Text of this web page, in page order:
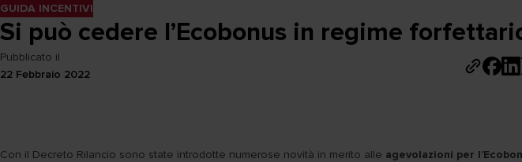
GUIDA INCENTIVI
Si può cedere l’Ecobonus in regime
Pubblicato il
22 Febbraio 2022
Con il Decreto Rilancio sono state introdotte numerose novità in merito alle agevolazioni per